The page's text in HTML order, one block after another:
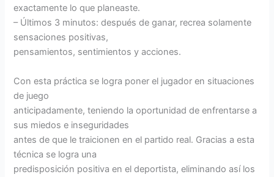
exactamente lo que planeaste.
– Últimos 3 minutos: después de ganar, recrea solamente
sensaciones positivas,
pensamientos, sentimientos y acciones.
Con esta práctica se logra poner el jugador en situaciones
de juego
anticipadamente, teniendo la oportunidad de enfrentarse a
sus miedos e inseguridades
antes de que le traicionen en el partido real. Gracias a esta
técnica se logra una
predisposición positiva en el deportista, eliminando así los